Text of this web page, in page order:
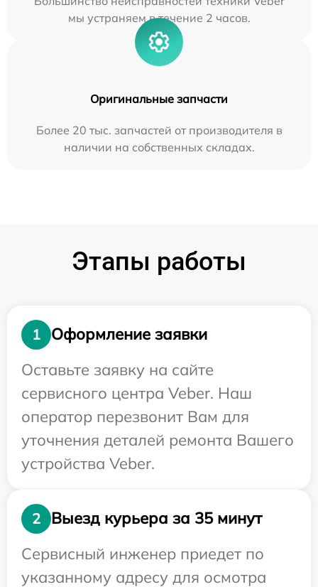
мы устраняем в течение 2 часов.
Оригинальные запчасти
Более 20 тыс. запчастей от производителя в
наличии на собственных складах.
Этапы работы
1
Оформление заявки
Оставьте заявку на сайте
сервисного центра Veber. Наш
оператор перезвонит Вам для
уточнения деталей ремонта Вашего
устройства Veber.
2
Выезд курьера за 35 минут
Сервисный инженер приедет по
указанному адресу для осмотра